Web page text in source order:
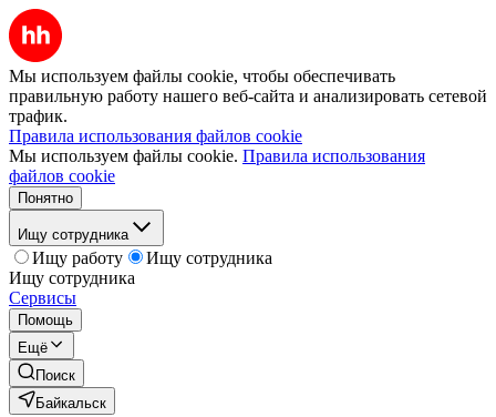
Мы используем файлы cookie, чтобы обеспечивать
правильную работу нашего веб-сайта и анализировать сетевой
трафик.
Правила использования файлов cookie
Мы используем файлы cookie. Правила использования
файлов cookie
Понятно
Ищу сотрудника
Ищу работу
Ищу сотрудника
Ищу сотрудника
Сервисы
Помощь
Ещё
Поиск
Байкальск